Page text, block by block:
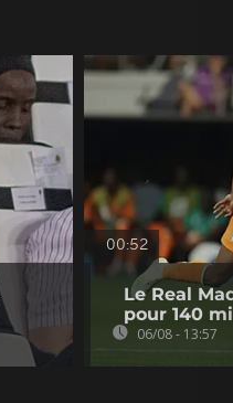
00:52
Le Real
pour 140
06/08 - 13:57